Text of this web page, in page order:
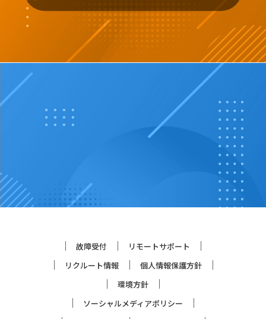
故障受付
リモートサポート
リクルート情報
個人情報保護方針
環境方針
ソーシャルメディアポリシー